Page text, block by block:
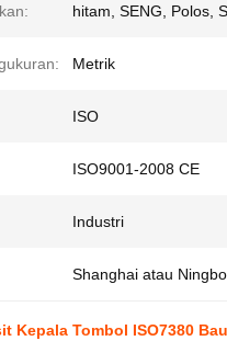
hitam, SENG, Polos,
Metrik
ISO
ISO9001-2008 CE
Industri
Shanghai atau Ningbo
Kepala Tombol ISO7380